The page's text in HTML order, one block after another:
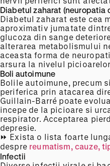
Diabetul zaharat (neuropatia
Diabetul zaharat este cea
aproximativ jumatate
glucoza din sange
alterarea metabolismului
aceasta forma de
arsura la nivelul
Boli autoimune
Bolile autoimune, precum
periferica prin atacarea
Guillain-Barré poate
incepe de la picioare si
respirator. Acceptarea
depresie.
⏩ Exista o lista foarte
despre reumatism, cauze,
Infectii